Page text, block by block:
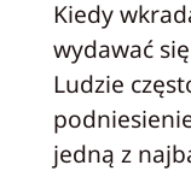
Kiedy
wydawać
Ludzie
jedną z